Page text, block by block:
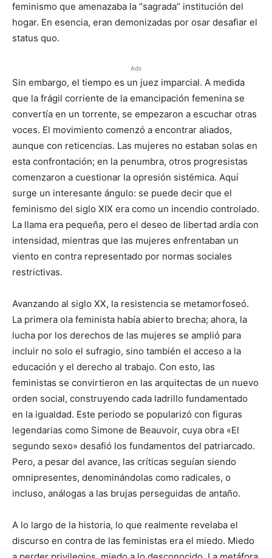
feminismo que amenazaba la “sagrada” institución del
hogar. En esencia, eran demonizadas por osar desafiar el
status quo.
Ads
Sin embargo, el tiempo es un juez imparcial. A medida
que la frágil corriente de la emancipación femenina se
convertía en un torrente, se empezaron a escuchar otras
voces. El movimiento comenzó a encontrar aliados,
aunque con reticencias. Las mujeres no estaban solas en
esta confrontación; en la penumbra, otros progresistas
comenzaron a cuestionar la opresión sistémica. Aquí
surge un interesante ángulo: se puede decir que el
feminismo del siglo XIX era como un incendio controlado.
La llama era pequeña, pero el deseo de libertad ardía con
intensidad, mientras que las mujeres enfrentaban un
viento en contra representado por normas sociales
restrictivas.
Avanzando al siglo XX, la resistencia se metamorfoseó.
La primera ola feminista había abierto brecha; ahora, la
lucha por los derechos de las mujeres se amplió para
incluir no solo el sufragio, sino también el acceso a la
educación y el derecho al trabajo. Con esto, las
feministas se convirtieron en las arquitectas de un nuevo
orden social, construyendo cada ladrillo fundamentado
en la igualdad. Este periodo se popularizó con figuras
legendarias como Simone de Beauvoir, cuya obra «El
segundo sexo» desafió los fundamentos del patriarcado.
Pero, a pesar del avance, las críticas seguían siendo
omnipresentes, denominándolas como radicales, o
incluso, análogas a las brujas perseguidas de antaño.
A lo largo de la historia, lo que realmente revelaba el
discurso en contra de las feministas era el miedo. Miedo